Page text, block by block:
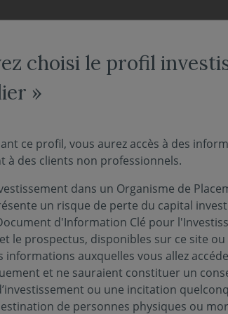
Diversification et Flexibilité
et Flexibilité
: une offre adaptée
fois diversificationcar ils peuvent être
à différents profils de risque :
choisi le profil
»
ce profil, vous aurez accès à des
à des clients non professionnels.
dans un Organisme de
un risque de perte du capital
d'Information Clé pour
le prospectus, disponibles sur ce site
informations auxquelles vous allez
et ne sauraient constituer un
ou une incitation
de personnes physiques ou